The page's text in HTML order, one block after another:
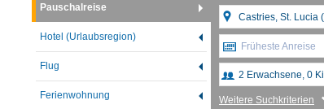
Pauschalreise
Hotel (Urlaubsregion)
Flug
Ferienwohnung
Früheste Anreise
Weitere Suchkriterien